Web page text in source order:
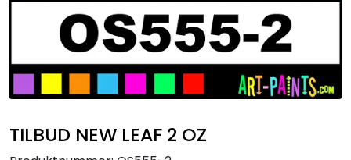
TILBUD NEW LEAF 2 OZ
Gipsformer
Dekaler
Glass
Bøker